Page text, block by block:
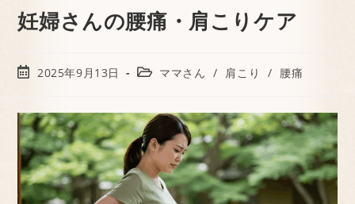
妊婦さんの腰痛・肩こりケア
2025年9月13日 ママさん / 肩こり / 腰痛